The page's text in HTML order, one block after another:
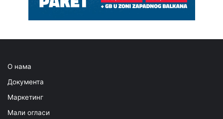
О нама
Документа
Маркетинг
Мали огласи